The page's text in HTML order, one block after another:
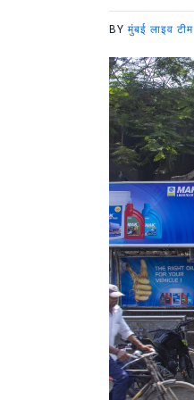
BY मुंबई लाइव टीम